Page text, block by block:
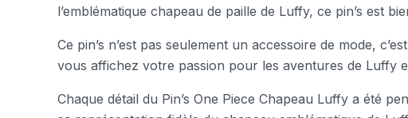
l’emblématique chapeau de paille de Luffy, ce pin’s est
Ce pin’s n’est pas seulement un accessoire de mode,
vous affichez votre passion pour les aventures de Luffy
Chaque détail du Pin’s One Piece Chapeau Luffy a été